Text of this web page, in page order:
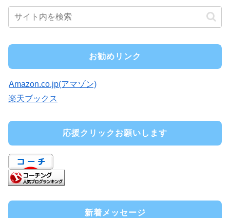
お勧めリンク
Amazon.co.jp(アマゾン)
楽天ブックス
応援クリックお願いします
新着メッセージ